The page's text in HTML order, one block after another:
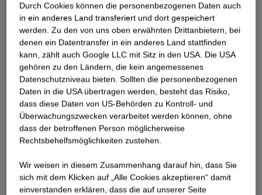
Durch Cookies können die personenbezogenen Daten auch
in ein anderes Land transferiert und dort gespeichert
werden. Zu den von uns oben erwähnten Drittanbietern, bei
denen ein Datentransfer in ein anderes Land stattfinden
kann, zählt auch Google LLC mit Sitz in den USA. Die USA
gehören zu den Ländern, die kein angemessenes
Datenschutzniveau bieten. Sollten die personenbezogenen
Daten in die USA übertragen werden, besteht das Risiko,
dass diese Daten von US-Behörden zu Kontroll- und
Überwachungszwecken verarbeitet werden können, ohne
dass der betroffenen Person möglicherweise
Rechtsbehelfsmöglichkeiten zustehen.
Wir weisen in diesem Zusammenhang darauf hin, dass Sie
sich mit dem Klicken auf „Alle Cookies akzeptieren“ damit
ein­ver­standen erklären, dass die auf unserer Seite